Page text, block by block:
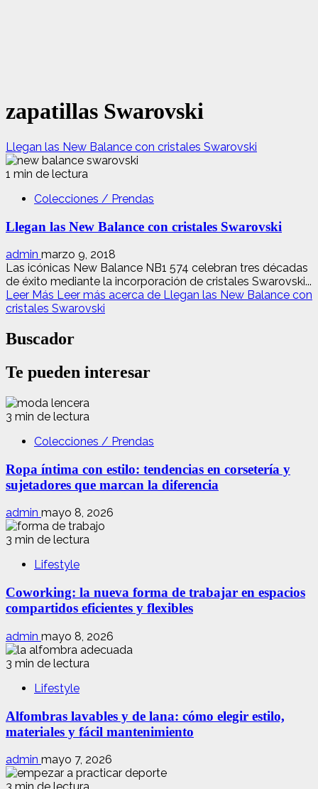
zapatillas Swarovski
Llegan las New Balance con cristales Swarovski
1 min de lectura
Colecciones / Prendas
Llegan las New Balance con cristales Swarovski
admin marzo 9, 2018
Las icónicas New Balance NB1 574 celebran tres décadas
de éxito mediante la incorporación de cristales Swarovski...
Leer Más Leer más acerca de Llegan las New Balance con
cristales Swarovski
Buscador
Te pueden interesar
3 min de lectura
Colecciones / Prendas
Ropa íntima con estilo: tendencias en corsetería y
sujetadores que marcan la diferencia
admin mayo 8, 2026
3 min de lectura
Lifestyle
Coworking: la nueva forma de trabajar en espacios
compartidos eficientes y flexibles
admin mayo 8, 2026
3 min de lectura
Lifestyle
Alfombras lavables y de lana: cómo elegir estilo,
materiales y fácil mantenimiento
admin mayo 7, 2026